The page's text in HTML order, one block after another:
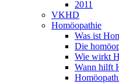
2011
VKHD
Homöopathie
Was ist
Die
Wie wirkt
Wann hilft